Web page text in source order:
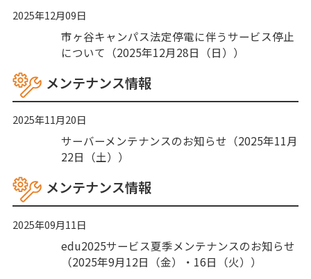
2025年12月09日
市ヶ谷キャンパス法定停電に伴うサービス停止
について（2025年12月28日（日））
メンテナンス情報
2025年11月20日
サーバーメンテナンスのお知らせ（2025年11月
22日（土））
メンテナンス情報
2025年09月11日
edu2025サービス夏季メンテナンスのお知らせ
（2025年9月12日（金）・16日（火））